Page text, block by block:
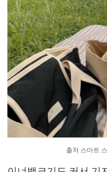
출처 스마트